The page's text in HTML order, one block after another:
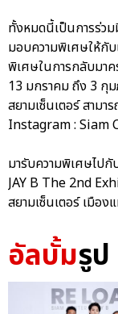
ทั้งหมดนี้เป็นการร่วม
มอบความพิเศษให้กั
พิเศษในการกลับมา
13 มกราคม ถึง 3 กุ
สยามเซ็นเตอร์ สามา
Instagram : Siam
มารับความพิเศษไป
JAY B The 2nd
สยามเซ็นเตอร์ เมือง
อัลบั้มรูป